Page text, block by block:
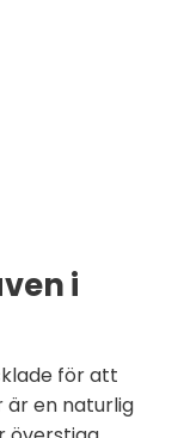
i
för att
är en naturlig